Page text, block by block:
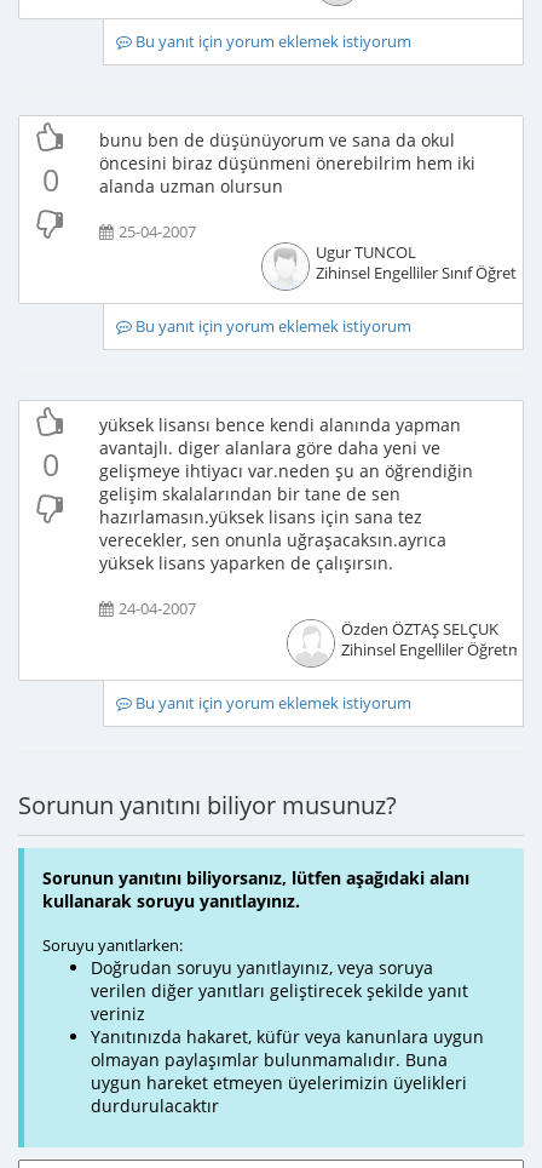
Bu yanıt için yorum eklemek istiyorum
0
bunu ben de düşünüyorum ve sana da okul
öncesini biraz düşünmeni önerebilrim hem iki
alanda uzman olursun
25-04-2007
Ugur TUNCOL
Zihinsel Engelliler Sınıf
Bu yanıt için yorum eklemek istiyorum
0
yüksek lisansı bence kendi alanında yapman
avantajlı. diger alanlara göre daha yeni ve
gelişmeye ihtiyacı var.neden şu an öğrendiğin
gelişim skalalarından bir tane de sen
hazırlamasın.yüksek lisans için sana tez
verecekler, sen onunla uğraşacaksın.ayrıca
yüksek lisans yaparken de çalışırsın.
24-04-2007
Özden ÖZTAŞ SELÇUK
Zihinsel Engelliler
Bu yanıt için yorum eklemek istiyorum
Sorunun yanıtını biliyor musunuz?
Sorunun yanıtını biliyorsanız, lütfen aşağıdaki alanı
kullanarak soruyu yanıtlayınız.
Soruyu yanıtlarken:
Doğrudan soruyu yanıtlayınız, veya soruya
verilen diğer yanıtları geliştirecek şekilde yanıt
veriniz
Yanıtınızda hakaret, küfür veya kanunlara uygun
olmayan paylaşımlar bulunmamalıdır. Buna
uygun hareket etmeyen üyelerimizin üyelikleri
durdurulacaktır